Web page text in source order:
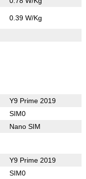
0.39 W/Kg
Y9 Prime 2019
SIM0
Nano SIM
Y9 Prime 2019
SIM0